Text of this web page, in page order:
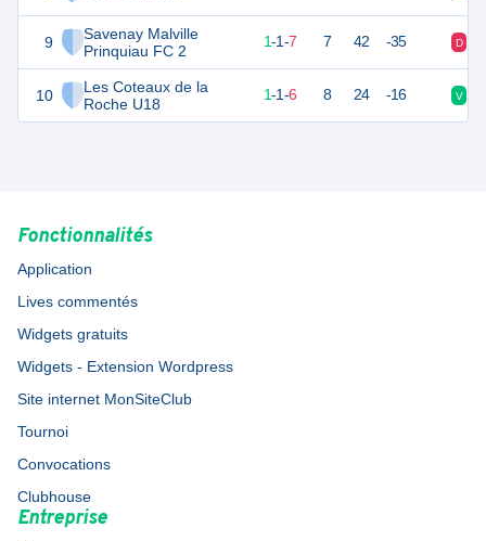
9
Savenay Malville
Prinquiau FC 2
10
Les Coteaux de la
Roche U18
4 1-1-7 7 42 -35 D
3 1-1-6 8 24 -16 V
Fonctionnalités
Application
Lives commentés
Widgets gratuits
Widgets - Extension Wordpress
Site internet MonSiteClub
Tournoi
Convocations
Clubhouse
Entreprise